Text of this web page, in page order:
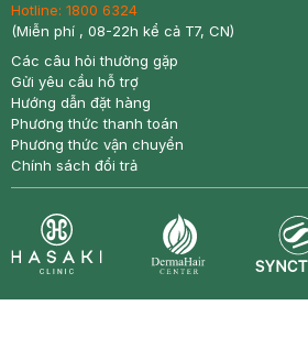
Hotline: 1800 6324
(Miễn phí , 08-22h kể cả T7, CN)
Các câu hỏi thường gặp
Gửi yêu cầu hỗ trợ
Hướng dẫn đặt hàng
Phương thức thanh toán
Phương thức vận chuyển
Chính sách đổi trả